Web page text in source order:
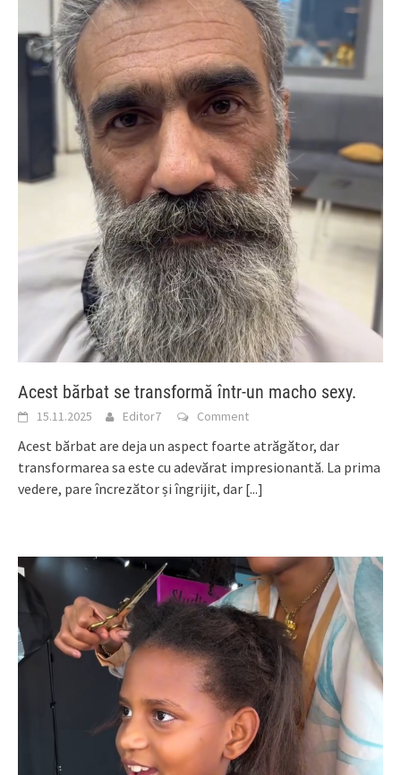
Acest bărbat se transformă într-un macho sexy.
15.11.2025 Editor7 Comment
Acest bărbat are deja un aspect foarte atrăgător, dar
transformarea sa este cu adevărat impresionantă. La prima
vedere, pare încrezător și îngrijit, dar [...]